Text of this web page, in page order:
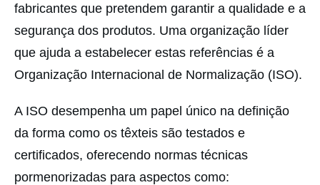
fabricantes que pretendem garantir a qualidade e a
segurança dos produtos. Uma organização líder
que ajuda a estabelecer estas referências é a
Organização Internacional de Normalização (ISO).
A ISO desempenha um papel único na definição
da forma como os têxteis são testados e
certificados, oferecendo normas técnicas
pormenorizadas para aspectos como: